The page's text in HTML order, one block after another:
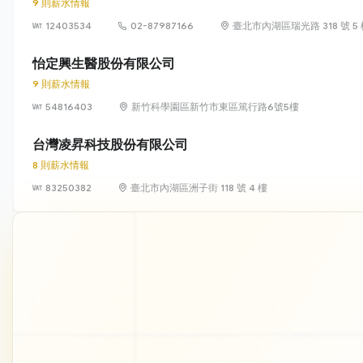
9 則薪水情報
12403534
02-87987166 臺北市內湖區瑞光路 318 號 5
怡定興生醫股份有限公司
9 則薪水情報
54816403
新竹科學園區新竹市東區篤行路6號5樓
台灣凌昇科技股份有限公司
8 則薪水情報
83250382
臺北市內湖區洲子街 118 號 4 樓